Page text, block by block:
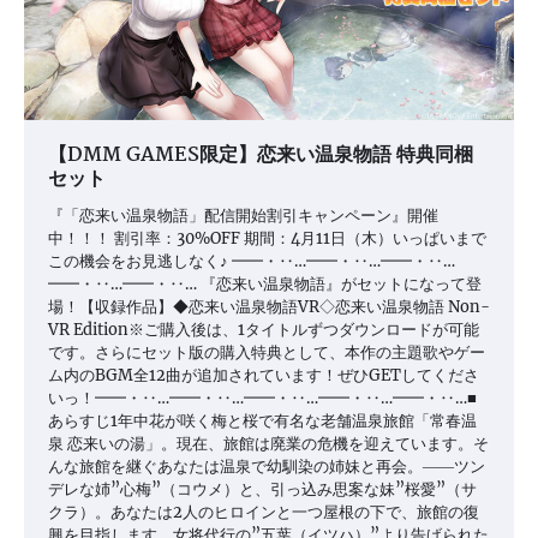
【DMM GAMES限定】恋来い温泉物語 特典同梱
セット
『「恋来い温泉物語」配信開始割引キャンペーン』開催
中！！！ 割引率：30%OFF 期間：4月11日（木）いっぱいまで
この機会をお見逃しなく♪ ━━・‥…━━・‥…━━・‥…
━━・‥…━━・‥… 『恋来い温泉物語』がセットになって登
場！【収録作品】◆恋来い温泉物語VR◇恋来い温泉物語 Non-
VR Edition※ご購入後は、1タイトルずつダウンロードが可能
です。さらにセット版の購入特典として、本作の主題歌やゲー
ム内のBGM全12曲が追加されています！ぜひGETしてくださ
いっ！━━・‥…━━・‥…━━・‥…━━・‥…━━・‥…■
あらすじ1年中花が咲く梅と桜で有名な老舗温泉旅館「常春温
泉 恋来いの湯」。現在、旅館は廃業の危機を迎えています。そ
んな旅館を継ぐあなたは温泉で幼馴染の姉妹と再会。――ツン
デレな姉”心梅”（コウメ）と、引っ込み思案な妹”桜愛”（サ
クラ）。あなたは2人のヒロインと一つ屋根の下で、旅館の復